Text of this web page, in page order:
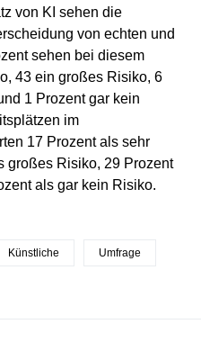
von KI sehen die
von echten und
sehen bei diesem
43 ein großes Risiko, 6
1 Prozent gar kein
im
17 Prozent als sehr
großes Risiko, 29 Prozent
als gar kein Risiko.
Künstliche Umfrage